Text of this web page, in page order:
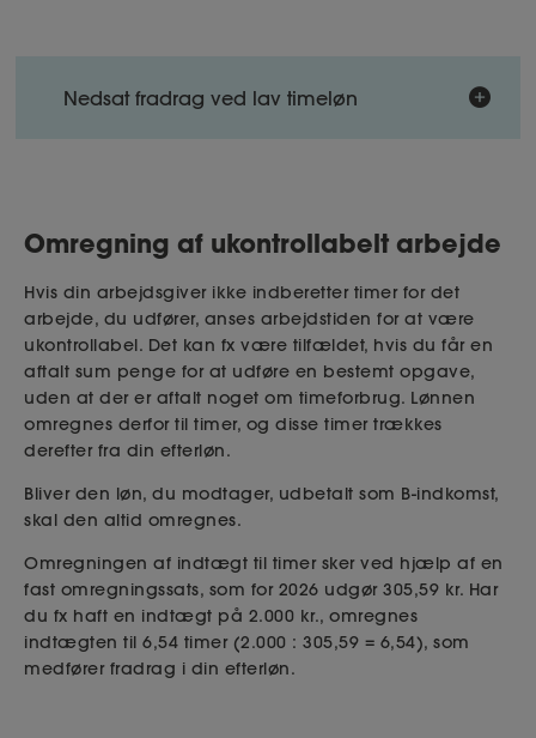
Nedsat fradrag ved lav timeløn
lav. Derfor er der nogle særlige regler om nedsat
Årsgrænse for nedsat fradrag
Du får nedsat fradrag i din efterløn for
lønmodtagerarbejde med en timeløn under
305,59 kr. (2026). Det gælder for de første 47.233
Al lønindtægt tæller med i de 47.233 kr. Det
gælder også løn for arbejde med en timeløn, der
ligger over 305,59 kr.
For hvert kvartal, hvor du ikke har en eneste dag
på efterløn, reduceres de 47.233 kr. med 11.808 kr.
Omregning af ukontrollabelt arbejde
Hvis din arbejdsgiver ikke indberetter timer for det
arbejde, du udfører, anses arbejdstiden for at være
ukontrollabel. Det kan fx være tilfældet, hvis du får en
aftalt sum penge for at udføre en bestemt opgave,
uden at der er aftalt noget om timeforbrug. Lønnen
omregnes derfor til timer, og disse timer trækkes
derefter fra din efterløn.
Bliver den løn, du modtager, udbetalt som B-indkomst,
skal den altid omregnes.
Omregningen af indtægt til timer sker ved hjælp af en
fast omregningssats, som for 2026 udgør 305,59 kr. Har
du fx haft en indtægt på 2.000 kr., omregnes
indtægten til 6,54 timer (2.000 : 305,59 = 6,54), som
medfører fradrag i din efterløn.